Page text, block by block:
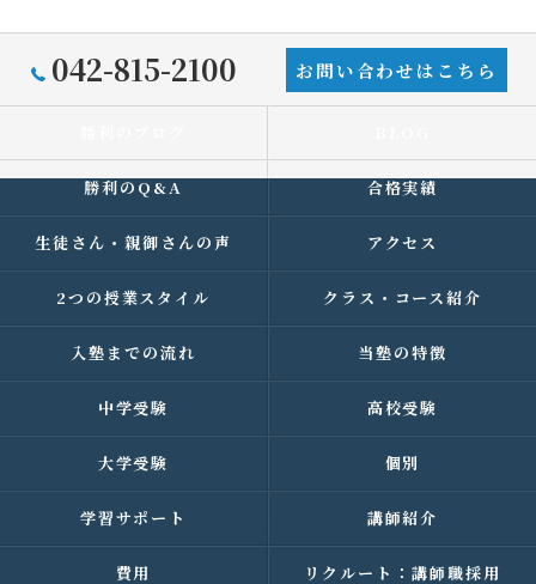
042-815-2100 お問い合わせはこちら
勝利のQ&A 合格実績
生徒さん・親御さんの声 アクセス
2つの授業スタイル クラス・コース紹介
入塾までの流れ 当塾の特徴
中学受験 高校受験
大学受験 個別
学習サポート 講師紹介
費用 リクルート：講師職採用